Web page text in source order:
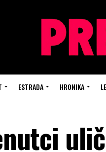
ESTRADA HRONIKA